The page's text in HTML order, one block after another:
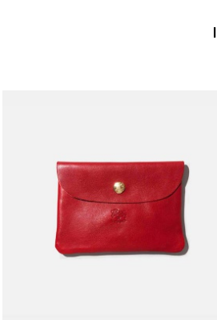
Il Bisonte Button Case (s)
NT$ 2,200